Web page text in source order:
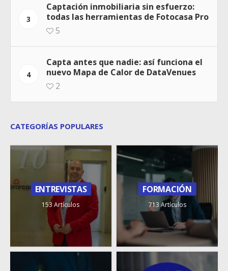
3
Captación inmobiliaria sin esfuerzo:
todas las herramientas de Fotocasa Pro
5
4
Capta antes que nadie: así funciona el
nuevo Mapa de Calor de DataVenues
2
CATEGORÍAS POPULARES
ENTREVISTAS
153 Artículos
FORMACIÓN
713 Artículos